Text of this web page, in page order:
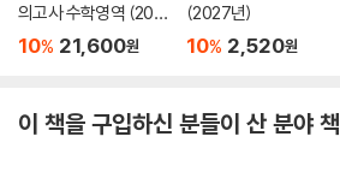
의고사 수학영역 (202
6년)
10% 21,600원
(2027년)
10% 2,520원
이 책을 구입하신 분들이 산 분야 책